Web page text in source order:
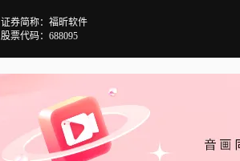
证券简称：福昕软件
股票代码：688095